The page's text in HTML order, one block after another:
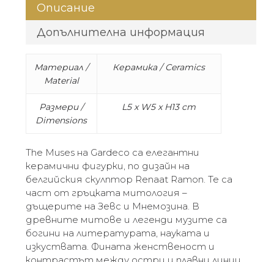
Описание
Допълнителна информация
Материал /
Material
Керамика / Ceramics
Размери /
Dimensions
L5 x W5 x H13 cm
The Muses на Gardeco са елегантни
керамични фигурки, по дизайн на
белгийския скулптор Renaat Ramon. Те са
част от гръцката митология –
дъщерите на Зевс и Мнемозина. В
древните митове и легенди музите са
богини на литературата, науката и
изкуствата. Фината женственост и